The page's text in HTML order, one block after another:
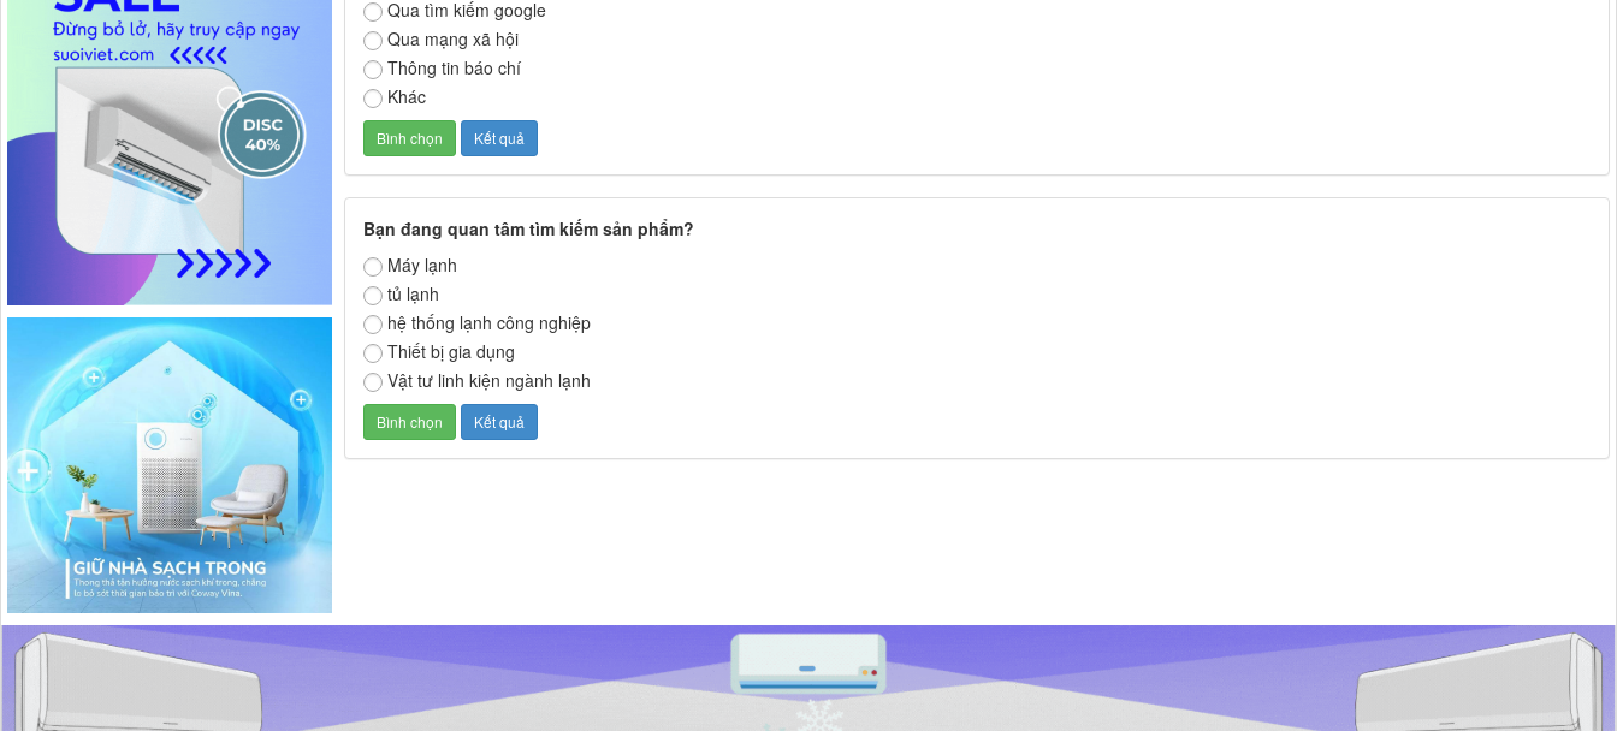
Qua tìm kiếm google
Qua mạng xã hội
Thông tin báo chí
Khác
Bạn đang quan tâm tìm kiếm sản phẩm?
Máy lạnh
tủ lạnh
hệ thống lạnh công nghiệp
Thiết bị gia dụng
Vật tư linh kiện ngành lạnh